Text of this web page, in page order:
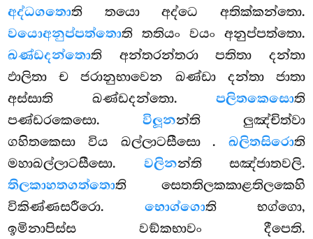
අද්ධගතොති තයො අද්ධෙ අතික්කන්තො.
වයොඅනුප්පත්තොති තතියං වයං අනුප්පත්තො.
ඛණ්ඩදන්තොති අන්තරන්තරා පතිතා දන්තා
ඵාලිතා ච ජරානුභාවෙන ඛණ්ඩා දන්තා ජාතා
අස්සාති ඛණ්ඩදන්තො. පලිතකෙසොති
පණ්ඩරකෙසො. විලූනන්ති ලුඤ්චිත්වා
ගහිතකෙසා විය ඛල්ලාටසීසො. ඛලිතසිරොති
මහාඛල්ලාටසීසො. වලිනන්ති සඤ්ජාතවලි.
තිලකාහතගත්තොති සෙතතිලකකාළතිලකෙහි
විකිණ්ණසරීරො. භොග්ගොති භග්ගො,
ඉමිනාපිස්ස වඞ්කභාවං දීපෙති.